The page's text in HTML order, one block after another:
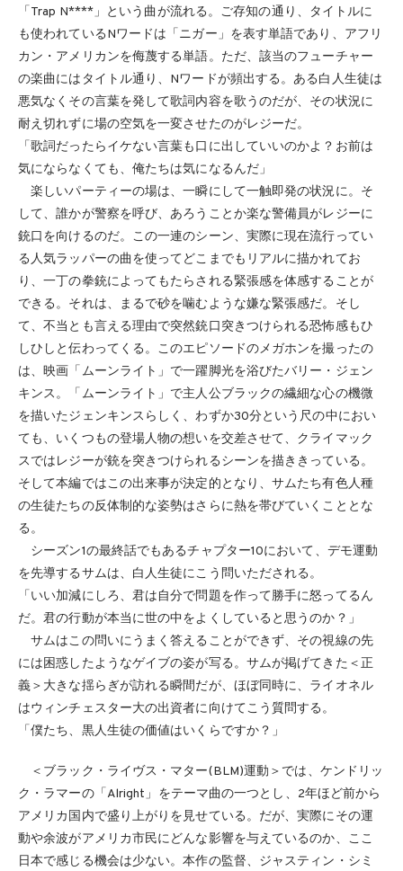
「Trap N****」という曲が流れる。ご存知の通り、タイトルに
も使われているNワードは「ニガー」を表す単語であり、アフリ
カン・アメリカンを侮蔑する単語。ただ、該当のフューチャー
の楽曲にはタイトル通り、Nワードが頻出する。ある白人生徒は
悪気なくその言葉を発して歌詞内容を歌うのだが、その状況に
耐え切れずに場の空気を一変させたのがレジーだ。
「歌詞だったらイケない言葉も口に出していいのかよ？お前は
気にならなくても、俺たちは気になるんだ」
楽しいパーティーの場は、一瞬にして一触即発の状況に。そ
して、誰かが警察を呼び、あろうことか楽な警備員がレジーに
銃口を向けるのだ。この一連のシーン、実際に現在流行ってい
る人気ラッパーの曲を使ってどこまでもリアルに描かれてお
り、一丁の拳銃によってもたらされる緊張感を体感することが
できる。それは、まるで砂を噛むような嫌な緊張感だ。そし
て、不当とも言える理由で突然銃口突きつけられる恐怖感もひ
しひしと伝わってくる。このエピソードのメガホンを撮ったの
は、映画「ムーンライト」で一躍脚光を浴びたバリー・ジェン
キンス。「ムーンライト」で主人公ブラックの繊細な心の機微
を描いたジェンキンスらしく、わずか30分という尺の中におい
ても、いくつもの登場人物の想いを交差させて、クライマック
スではレジーが銃を突きつけられるシーンを描ききっている。
そして本編ではこの出来事が決定的となり、サムたち有色人種
の生徒たちの反体制的な姿勢はさらに熱を帯びていくこととな
る。
シーズン1の最終話でもあるチャプター10において、デモ運動
を先導するサムは、白人生徒にこう問いただされる。
「いい加減にしろ、君は自分で問題を作って勝手に怒ってるん
だ。君の行動が本当に世の中をよくしていると思うのか？」
サムはこの問いにうまく答えることができず、その視線の先
には困惑したようなゲイブの姿が写る。サムが掲げてきた＜正
義＞大きな揺らぎが訪れる瞬間だが、ほぼ同時に、ライオネル
はウィンチェスター大の出資者に向けてこう質問する。
「僕たち、黒人生徒の価値はいくらですか？」
＜ブラック・ライヴス・マター(BLM)運動＞では、ケンドリッ
ク・ラマーの「Alright」をテーマ曲の一つとし、2年ほど前から
アメリカ国内で盛り上がりを見せている。だが、実際にその運
動や余波がアメリカ市民にどんな影響を与えているのか、ここ
日本で感じる機会は少ない。本作の監督、ジャスティン・シミ